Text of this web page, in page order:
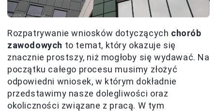
Rozpatrywanie wniosków dotyczących chorób
zawodowych to temat, który okazuje się
znacznie prostszy, niż mogłoby się wydawać. Na
początku całego procesu musimy złożyć
odpowiedni wniosek, w którym dokładnie
przedstawimy nasze dolegliwości oraz
okoliczności związane z pracą. W tym